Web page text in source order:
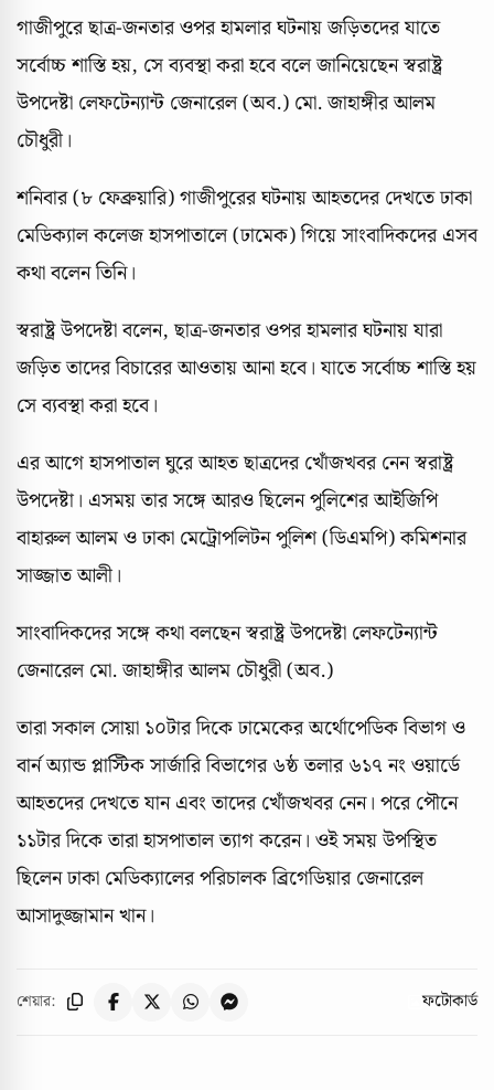
গাজীপুরে ছাত্র-জনতার ওপর হামলার ঘটনায় জড়িতদের যাতে
সর্বোচ্চ শাস্তি হয়, সে ব্যবস্থা করা হবে বলে জানিয়েছেন স্বরাষ্ট্র
উপদেষ্টা লেফটেন্যান্ট জেনারেল (অব.) মো. জাহাঙ্গীর আলম
চৌধুরী।
শনিবার (৮ ফেব্রুয়ারি) গাজীপুরের ঘটনায় আহতদের দেখতে ঢাকা
মেডিক্যাল কলেজ হাসপাতালে (ঢামেক) গিয়ে সাংবাদিকদের এসব
কথা বলেন তিনি।
স্বরাষ্ট্র উপদেষ্টা বলেন, ছাত্র-জনতার ওপর হামলার ঘটনায় যারা
জড়িত তাদের বিচারের আওতায় আনা হবে। যাতে সর্বোচ্চ শাস্তি হয়
সে ব্যবস্থা করা হবে।
এর আগে হাসপাতাল ঘুরে আহত ছাত্রদের খোঁজখবর নেন স্বরাষ্ট্র
উপদেষ্টা। এসময় তার সঙ্গে আরও ছিলেন পুলিশের আইজিপি
বাহারুল আলম ও ঢাকা মেট্রোপলিটন পুলিশ (ডিএমপি) কমিশনার
সাজ্জাত আলী।
সাংবাদিকদের সঙ্গে কথা বলছেন স্বরাষ্ট্র উপদেষ্টা লেফটেন্যান্ট
জেনারেল মো. জাহাঙ্গীর আলম চৌধুরী (অব.)
তারা সকাল সোয়া ১০টার দিকে ঢামেকের অর্থোপেডিক বিভাগ ও
বার্ন অ্যান্ড প্লাস্টিক সার্জারি বিভাগের ৬ষ্ঠ তলার ৬১৭ নং ওয়ার্ডে
আহতদের দেখতে যান এবং তাদের খোঁজখবর নেন। পরে পৌনে
১১টার দিকে তারা হাসপাতাল ত্যাগ করেন। ওই সময় উপস্থিত
ছিলেন ঢাকা মেডিক্যালের পরিচালক ব্রিগেডিয়ার জেনারেল
আসাদুজ্জামান খান।
শেয়ার: ফটোকার্ড